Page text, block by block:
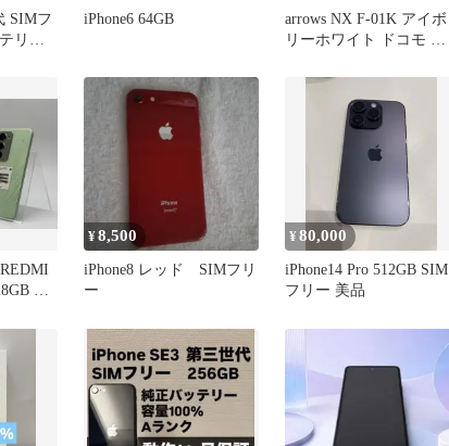
SIMフ
リー
iPhone6 64GB
arrows NX F-01K アイボ
リーホワイト ドコモ 中
リ
¥8,500
iPhone8 レッド SIMフリ
ー
¥80,000
iPhone14 Pro 512GB SIM
フリー 美品